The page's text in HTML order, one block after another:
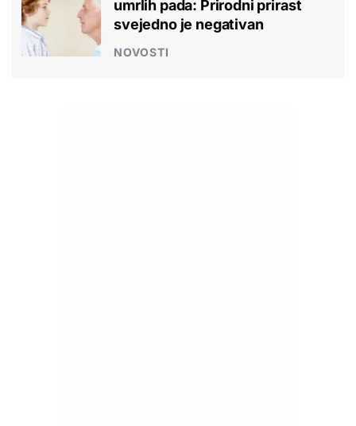
umrlih pada: Prirodni prirast
svejedno je negativan
NOVOSTI